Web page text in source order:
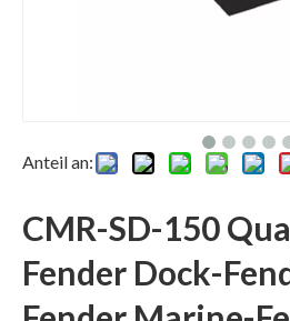
Anteil an:
CMR-SD-150
Fender Dock-